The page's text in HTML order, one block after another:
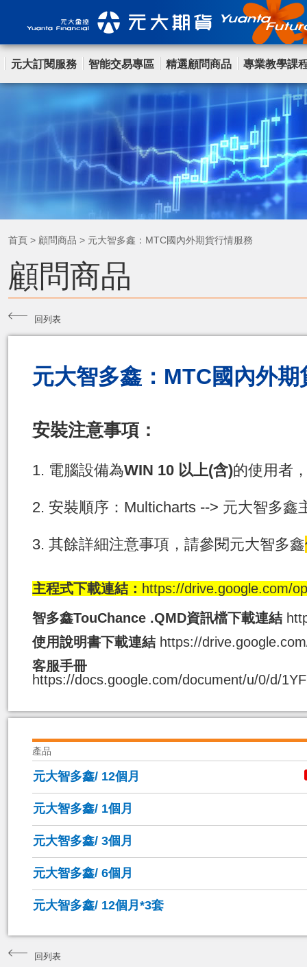
元大訂閱服務 智能交易專區 精選顧問商品 專業教學課
首頁 > 顧問商品 > 元大智多鑫：MTC國內外期貨行情服務
顧問商品
回列表
元大智多鑫：MTC國內外期
安裝注意事項：
1. 電腦設備為WIN 10 以上(含)的使用者
2. 安裝順序：Multicharts --> 元大智多鑫
3. 其餘詳細注意事項，請參閱元大智多鑫
主程式下載連結： https://drive.google.com/
智多鑫TouChance .QMD資訊檔下載連結
使用說明書下載連結 https://
客服手冊
https://docs.google.com/document/u/0/d/
產品
元大智多鑫/ 12個月
元大智多鑫/ 1個月
元大智多鑫/ 3個月
元大智多鑫/ 6個月
元大智多鑫/ 12個月*3套
回列表